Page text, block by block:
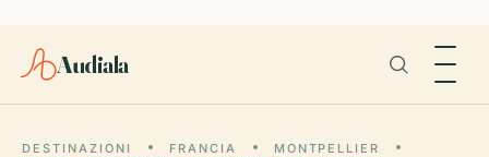
Audiala
DESTINAZIONI FRANCIA
MONTPELLIER